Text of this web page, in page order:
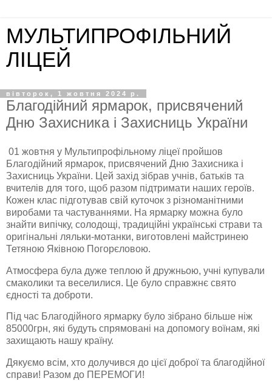
МУЛЬТИПРОФІЛЬНИЙ
ЛІЦЕЙ
вівторок, 1 жовтня 2024 р.
Благодійний ярмарок, присвячений
Дню Захисника і Захисниць України
01 жовтня у Мультипрофільному ліцеї пройшов
Благодійний ярмарок, присвячений Дню Захисника і
Захисниць України. Цей захід зібрав учнів, батьків та
вчителів для того, щоб разом підтримати наших героїв.
Кожен клас підготував свій куточок з різноманітними
виробами та частуваннями. На ярмарку можна було
знайти випічку, солодощі, традиційні українські страви та
оригінальні ляльки-мотанки, виготовлені майстринею
Тетяною Яківною Погорєловою.
Атмосфера була дуже теплою й дружньою, учні купували
смаколики та веселилися. Це було справжнє свято
єдності та доброти.
Під час Благодійного ярмарку було зібрано більше ніж
85000грн, які будуть спрямовані на допомогу воїнам, які
захищають нашу країну.
Дякуємо всім, хто долучився до цієї доброї та благодійної
справи! Разом до ПЕРЕМОГИ!